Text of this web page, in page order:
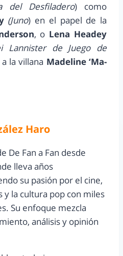
del Desfiladero) como
(Juno) en el papel de la
, o Lena Headey
Lannister de Juego de
la villana Madeline ‘Ma-
Haro
De Fan a Fan desde
lleva años
su pasión por el cine,
y la cultura pop con miles
Su enfoque mezcla
análisis y opinión